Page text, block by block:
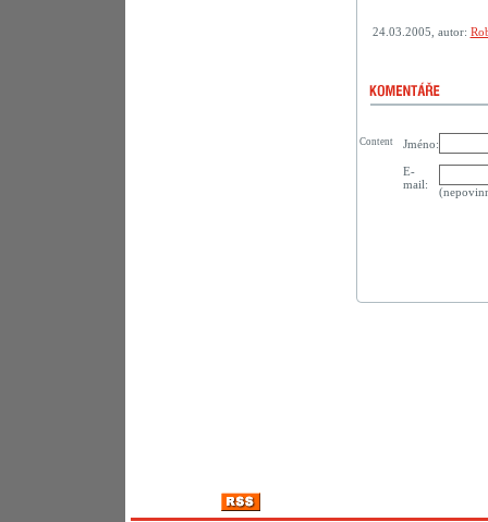
24.03.2005, autor:
Jméno:
E-
mail:
Content